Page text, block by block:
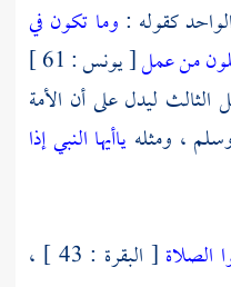
كقوله : وما تكون في
من عمل
[ يونس : 61 ]
الثالث ليدل على أن الأمة
، ومثله ياأيها النبي إذا
الصلاة [ البقرة : 43 ] ،